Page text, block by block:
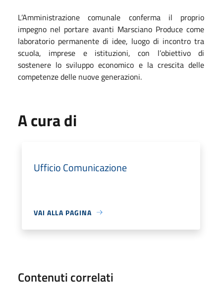
L’Amministrazione comunale conferma il proprio
impegno nel portare avanti Marsciano Produce come
laboratorio permanente di idee, luogo di incontro tra
scuola, imprese e istituzioni, con l’obiettivo di
sostenere lo sviluppo economico e la crescita delle
competenze delle nuove generazioni.
A cura di
Ufficio Comunicazione
VAI ALLA PAGINA
Contenuti correlati